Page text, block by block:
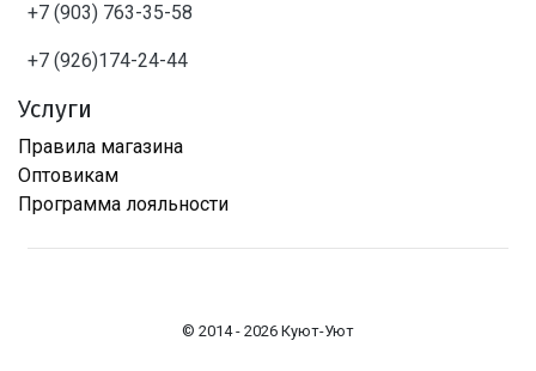
+7 (903) 763-35-58
+7 (926)174-24-44
Услуги
Правила магазина
Оптовикам
Программа лояльности
© 2014 - 2026 Куют-Уют